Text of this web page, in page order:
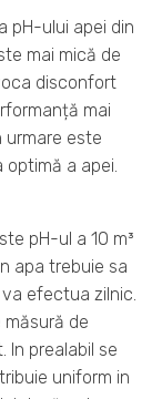
pH-ului apei din
mai mică de
disconfort
mai
este
a apei.
pH-ul a 10 m³
apa trebuie sa
efectua zilnic.
de
In prealabil se
uniform in